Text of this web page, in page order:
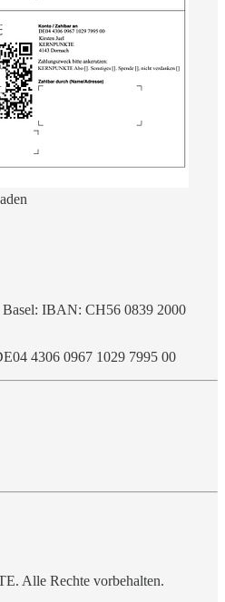
Basel: IBAN: CH56 0839 2000
4306 0967 1029 7995 00
Alle Rechte vorbehalten.